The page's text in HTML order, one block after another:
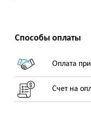
Способы оплаты
Оплата
Счет на